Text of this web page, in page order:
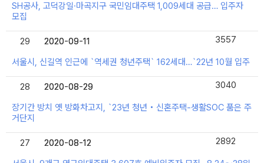
SH공사, 고덕강일·마곡지구 국민임대주택 1,009세대 공급… 입주자
모집
29
서울시, 신길역 인근에 `역세권 청년주택` 162세대…`22년 10월 입주
2020-09-11
2020-09-11 3557
28
장기간 방치 옛 방화차고지, `23년 청년‧신혼주택-생활SOC 품은 주
거단지
2020-08-29
2020-08-29 3040
27
2020-08-12
2020-08-12 2892